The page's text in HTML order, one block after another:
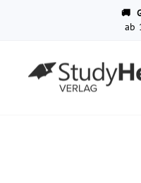
Zum Inhalt springen
Barrierefreiheits- 🚚
ab